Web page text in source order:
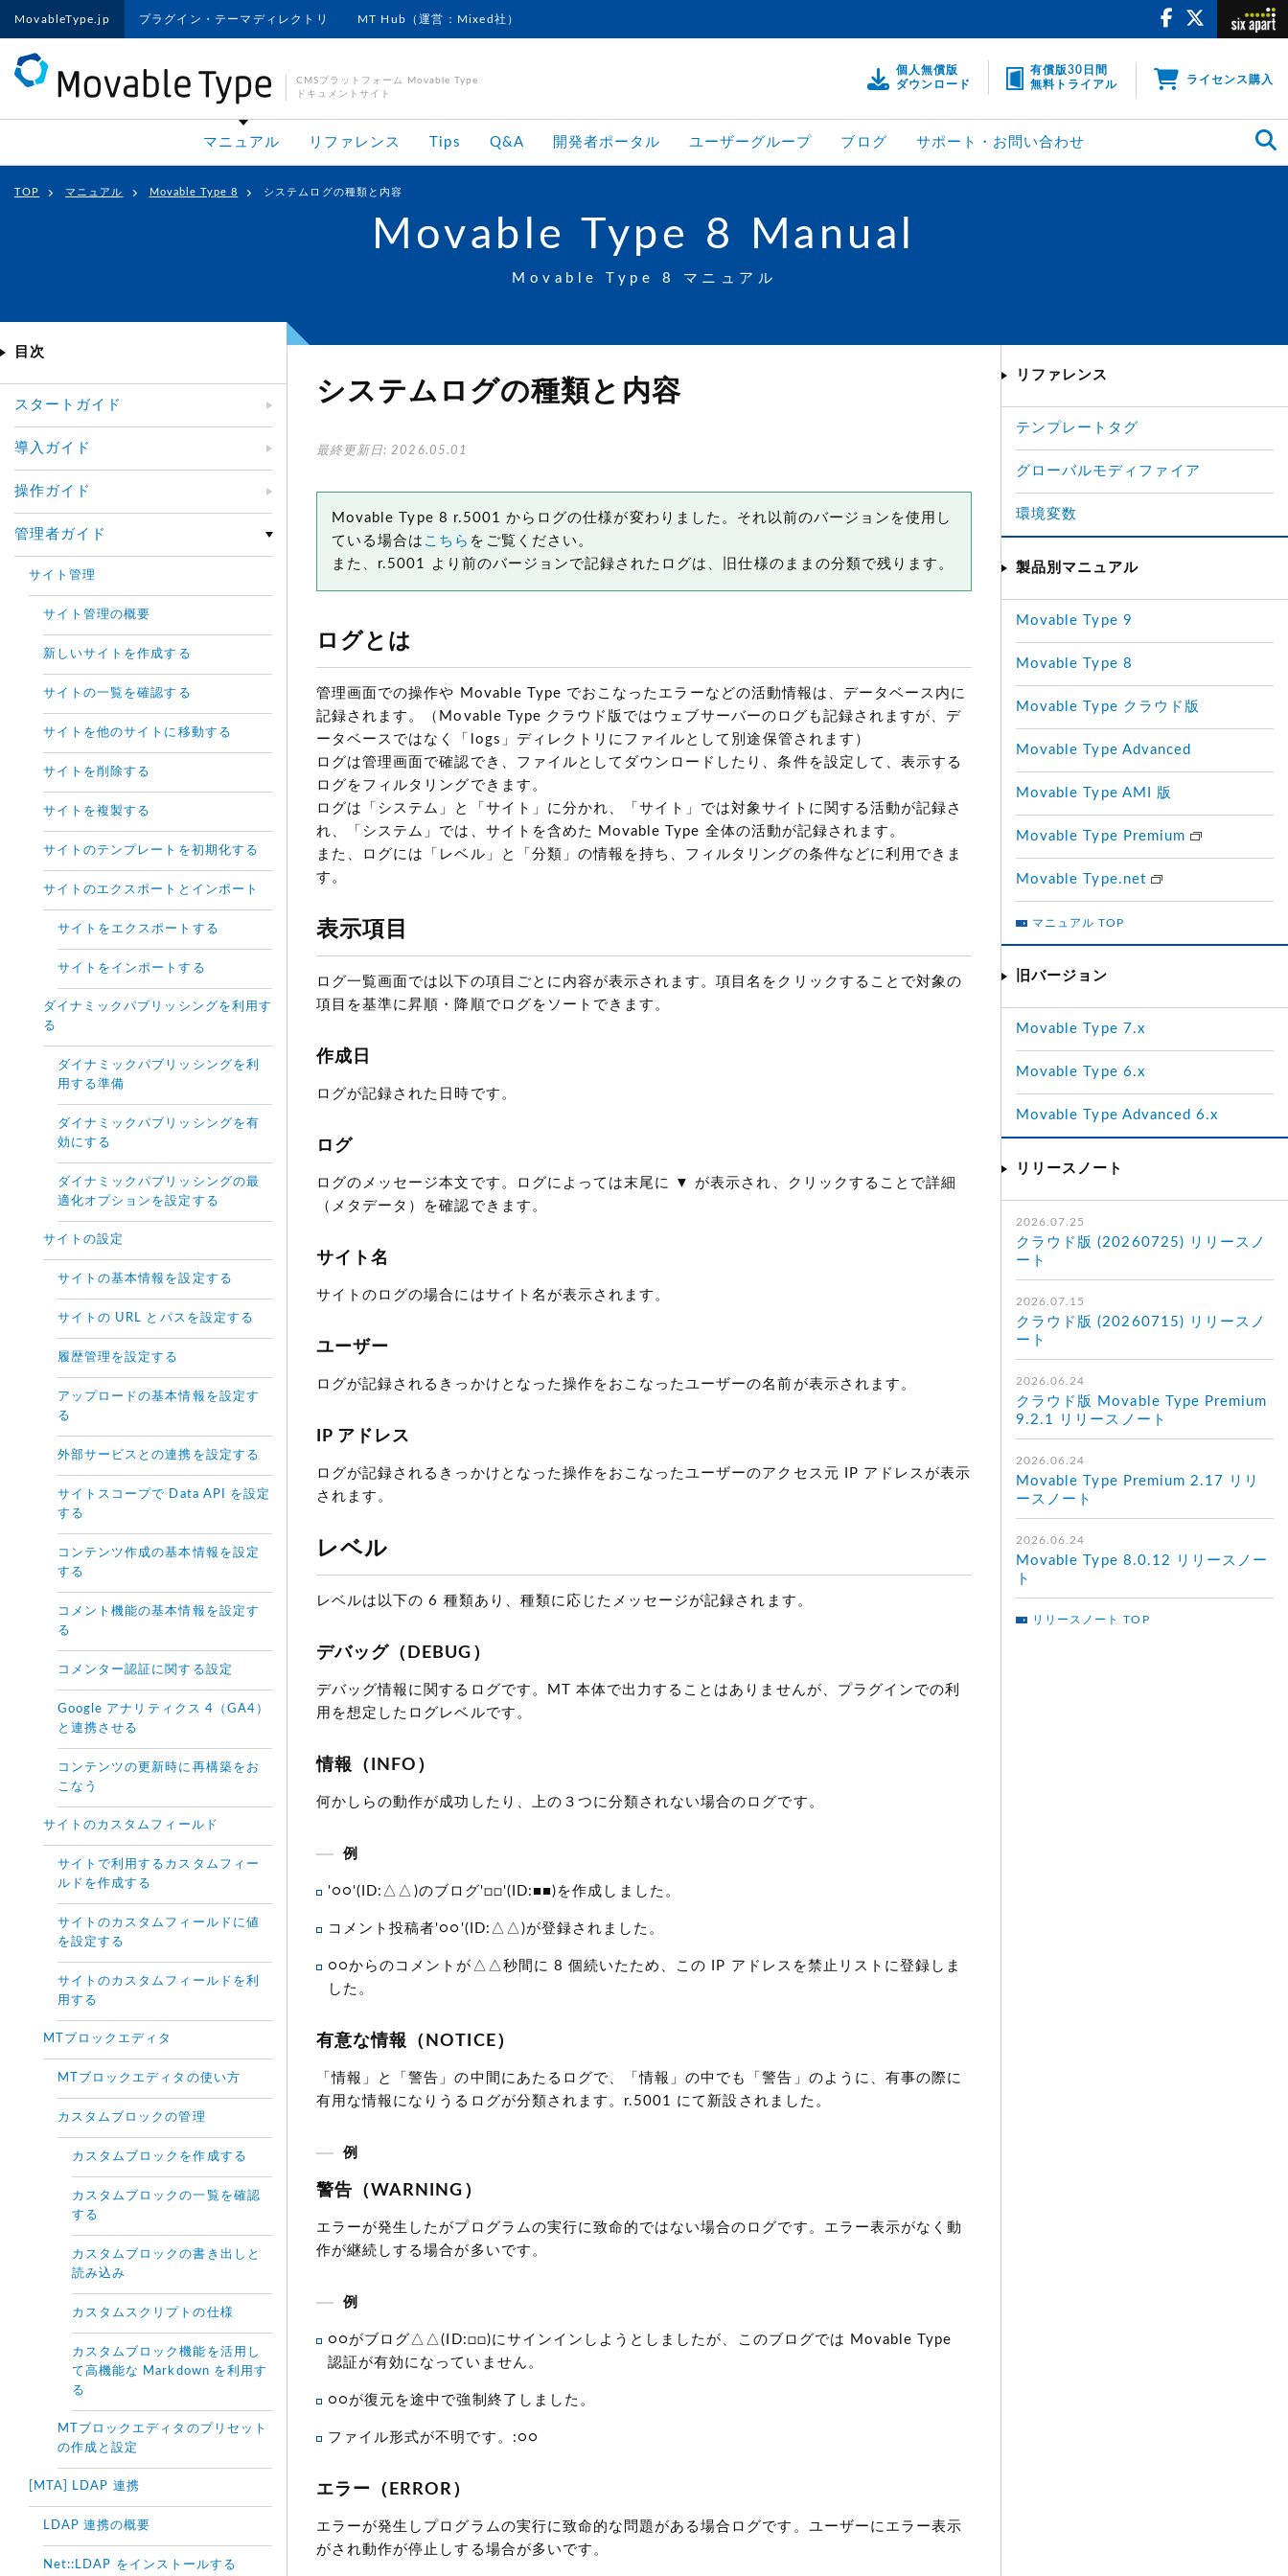
MovableType.jp プラグイン・テーマディレクトリ MT Hub（運営：Mixed社）
CMSプラットフォーム Movable Type
ドキュメントサイト
個人無償版
ダウンロード
有償版30日間
無料トライアル
ライセンス購入
マニュアル リファレンス Tips Q&A 開発者ポータル ユーザーグループ ブログ サポート・お問い合わせ
TOP マニュアル Movable Type 8 システムログの種類と内容
Movable Type 8 Manual
Movable Type 8 マニュアル
システムログの種類と内容
最終更新日: 2026.05.01
Movable Type 8 r.5001 からログの仕様が変わりました。それ以前のバージョンを使用し
ている場合は こちら をご覧ください。
また、r.5001 より前のバージョンで記録されたログは、旧仕様のままの分類で残ります。
ログとは
管理画面での操作や Movable Type でおこなったエラーなどの活動情報は、データベース内に
記録されます。（Movable Type クラウド版ではウェブサーバーのログも記録されますが、デ
ータベースではなく「logs」ディレクトリにファイルとして別途保管されます）
ログは管理画面で確認でき、ファイルとしてダウンロードしたり、条件を設定して、表示する
ログをフィルタリングできます。
ログは「システム」と「サイト」に分かれ、「サイト」では対象サイトに関する活動が記録さ
れ、「システム」では、サイトを含めた Movable Type 全体の活動が記録されます。
また、ログには「レベル」と「分類」の情報を持ち、フィルタリングの条件などに利用できま
す。
表示項目
ログ一覧画面では以下の項目ごとに内容が表示されます。項目名をクリックすることで対象の
項目を基準に昇順・降順でログをソートできます。
作成日
ログが記録された日時です。
ログ
ログのメッセージ本文です。ログによっては末尾に ▼ が表示され、クリックすることで詳細
（メタデータ）を確認できます。
サイト名
サイトのログの場合にはサイト名が表示されます。
ユーザー
ログが記録されるきっかけとなった操作をおこなったユーザーの名前が表示されます。
IP アドレス
ログが記録されるきっかけとなった操作をおこなったユーザーのアクセス元 IP アドレスが表示
されます。
レベル
レベルは以下の 6 種類あり、種類に応じたメッセージが記録されます。
デバッグ（DEBUG）
デバッグ情報に関するログです。MT 本体で出力することはありませんが、プラグインでの利
用を想定したログレベルです。
情報（INFO）
何かしらの動作が成功したり、上の３つに分類されない場合のログです。
例
'○○'(ID:△△)のブログ'□□'(ID:■■)を作成しました。
コメント投稿者'○○'(ID:△△)が登録されました。
○○からのコメントが△△秒間に 8 個続いたため、この IP アドレスを禁止リストに登録しま
した。
有意な情報（NOTICE）
「情報」と「警告」の中間にあたるログで、「情報」の中でも「警告」のように、有事の際に
有用な情報になりうるログが分類されます。r.5001 にて新設されました。
例
警告（WARNING）
エラーが発生したがプログラムの実行に致命的ではない場合のログです。エラー表示がなく動
作が継続しする場合が多いです。
例
○○がブログ△△(ID:□□)にサインインしようとしましたが、このブログでは Movable Type
認証が有効になっていません。
○○が復元を途中で強制終了しました。
ファイル形式が不明です。:○○
エラー（ERROR）
エラーが発生しプログラムの実行に致命的な問題がある場合ログです。ユーザーにエラー表示
がされ動作が停止しする場合が多いです。
目次
スタートガイド
導入ガイド
操作ガイド
管理者ガイド
サイト管理
サイト管理の概要
新しいサイトを作成する
サイトの一覧を確認する
サイトを他のサイトに移動する
サイトを削除する
サイトを複製する
サイトのテンプレートを初期化する
サイトのエクスポートとインポート
サイトをエクスポートする
サイトをインポートする
ダイナミックパブリッシングを利用す
る
ダイナミックパブリッシングを利
用する準備
ダイナミックパブリッシングを有
効にする
ダイナミックパブリッシングの最
適化オプションを設定する
サイトの設定
サイトの基本情報を設定する
サイトの URL とパスを設定する
履歴管理を設定する
アップロードの基本情報を設定す
る
外部サービスとの連携を設定する
サイトスコープで Data API を設定
する
コンテンツ作成の基本情報を設定
する
コメント機能の基本情報を設定す
る
コメンター認証に関する設定
Google アナリティクス 4（GA4）
と連携させる
コンテンツの更新時に再構築をお
こなう
サイトのカスタムフィールド
サイトで利用するカスタムフィー
ルドを作成する
サイトのカスタムフィールドに値
を設定する
サイトのカスタムフィールドを利
用する
MTブロックエディタ
MTブロックエディタの使い方
カスタムブロックの管理
カスタムブロックを作成する
カスタムブロックの一覧を確認
する
カスタムブロックの書き出しと
読み込み
カスタムスクリプトの仕様
カスタムブロック機能を活用し
て高機能な Markdown を利用す
る
MTブロックエディタのプリセット
の作成と設定
[MTA] LDAP 連携
LDAP 連携の概要
Net::LDAP をインストールする
リファレンス
テンプレートタグ
グローバルモディファイア
環境変数
製品別マニュアル
Movable Type 9
Movable Type 8
Movable Type クラウド版
Movable Type Advanced
Movable Type AMI 版
Movable Type Premium
Movable Type.net
マニュアル TOP
旧バージョン
Movable Type 7.x
Movable Type 6.x
Movable Type Advanced 6.x
リリースノート
2026.07.25
クラウド版 (20260725) リリースノ
ート
2026.07.15
クラウド版 (20260715) リリースノ
ート
2026.06.24
クラウド版 Movable Type Premium
9.2.1 リリースノート
2026.06.24
Movable Type Premium 2.17 リリ
ースノート
2026.06.24
Movable Type 8.0.12 リリースノー
ト
リリースノート TOP